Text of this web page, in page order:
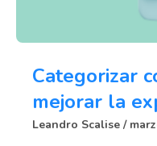
Categorizar
mejorar la
Leandro Scalise